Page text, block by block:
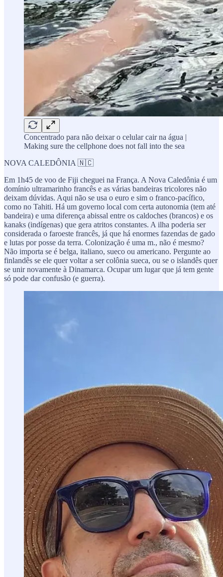
Concentrado para não deixar o celular cair na água |
Making sure the cellphone does not fall into the sea
NOVA CALEDÔNIA 🇳🇨
Em 1h45 de voo de Fiji cheguei na França. A Nova Caledônia é um
domínio ultramarinho francês e as várias bandeiras tricolores não
deixam dúvidas. Aqui não se usa o euro e sim o franco-pacífico,
como no Tahiti. Há um governo local com certa autonomia (tem até
bandeira) e uma diferença abissal entre os caldoches (brancos) e os
kanaks (indígenas) que gera atritos constantes. A ilha poderia ser
considerada o faroeste francês, já que há enormes fazendas de gado
e lutas por posse da terra. Colonização é uma m., não é mesmo?
Não importa se é belga, italiano, sueco ou americano. Pergunte ao
finlandês se ele quer voltar a ser colônia sueca, ou se o islandês quer
se unir novamente à Dinamarca. Ocupar um lugar que já tem gente
só pode dar confusão (e guerra).